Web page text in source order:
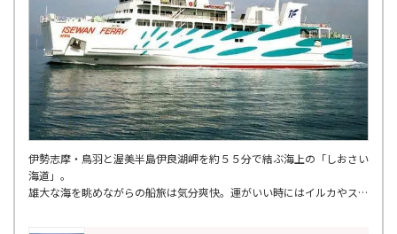
伊勢志摩・鳥羽と渥美半島伊良湖岬を約５５分で結ぶ海上の「しおさい
海道」。
雄大な海を眺めながらの船旅は気分爽快。運がいい時にはイルカやスナ